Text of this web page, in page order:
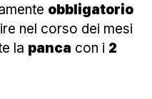
obbligatorio
nel corso dei mesi
la panca con i 2